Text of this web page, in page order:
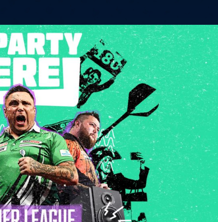
6
1
Menzies
Schmidt
6
10.07, 15:00 (R1)
Gilding
Owen
5
6
10.07, 14:30 (R1)
Vandenbogaerde
Horvat
2
10.07, 14:00 (R1)